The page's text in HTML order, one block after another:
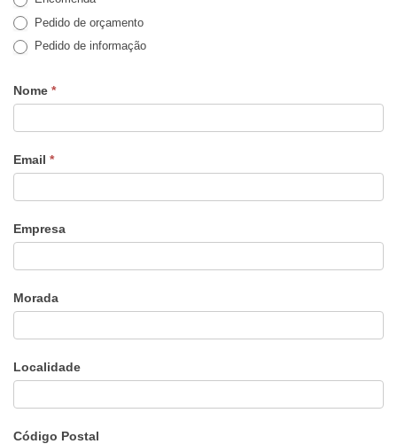
Pedido de orçamento
Pedido de informação
Nome *
Email *
Empresa
Morada
Localidade
Código Postal